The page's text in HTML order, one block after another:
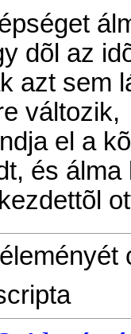
dõl az
azt sem
változik,
el a
és álma